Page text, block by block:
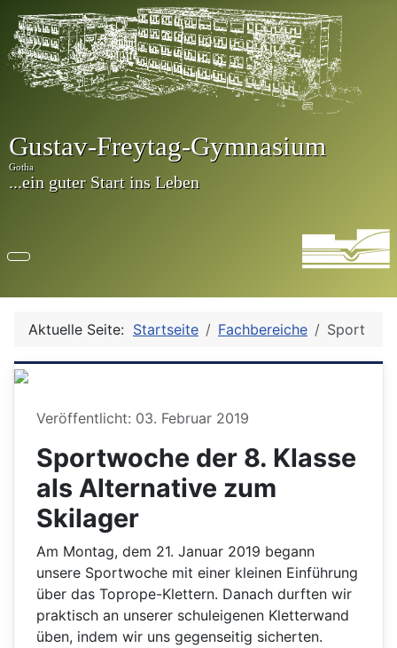
Aktuelle Seite: Startseite Fachbereiche Sport
Details
Veröffentlicht: 03. Februar 2019
Sportwoche der 8. Klasse
als Alternative zum
Skilager
Am Montag, dem 21. Januar 2019 begann
unsere Sportwoche mit einer kleinen Einführung
über das Toprope-Klettern. Danach durften wir
praktisch an unserer schuleigenen Kletterwand
üben, indem wir uns gegenseitig sicherten.